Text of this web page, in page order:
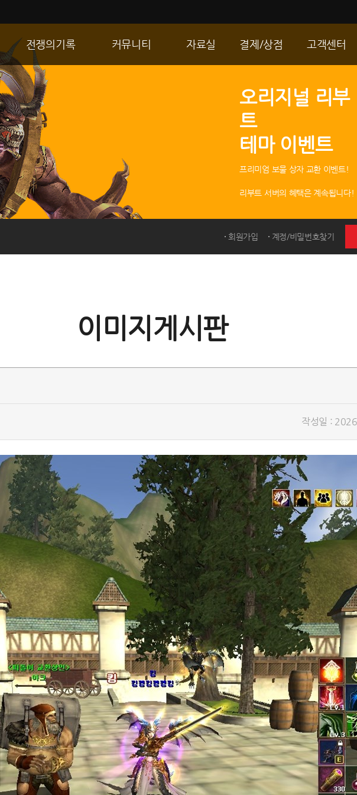
오리지널 리부
트 결
테마 이
프리미엄 보물 상자 교환 이벤트!
리부트 서버의 혜택은 계속됩니다!
회원가입 계정/비밀번호찾기
전쟁의기록
통합 길드전
공성 & 스팟
랭킹
R2Match
커뮤니티
GM노트
자료실 결제/상점
마이 Wshop
내 캐시
고객센터
문의/신고
운영정책
이미지게시판
작성일 :